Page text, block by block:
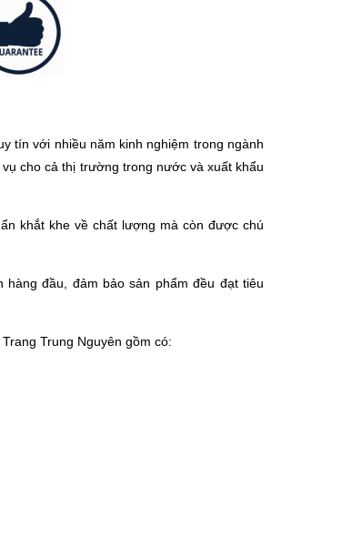
tín với nhiều năm kinh nghiệm trong ngành
cho cả thị trường trong nước và xuất khẩu
khắt khe về chất lượng mà còn được chú
đầu, đảm bảo sản phẩm đều đạt tiêu
Trung Nguyên gồm có: